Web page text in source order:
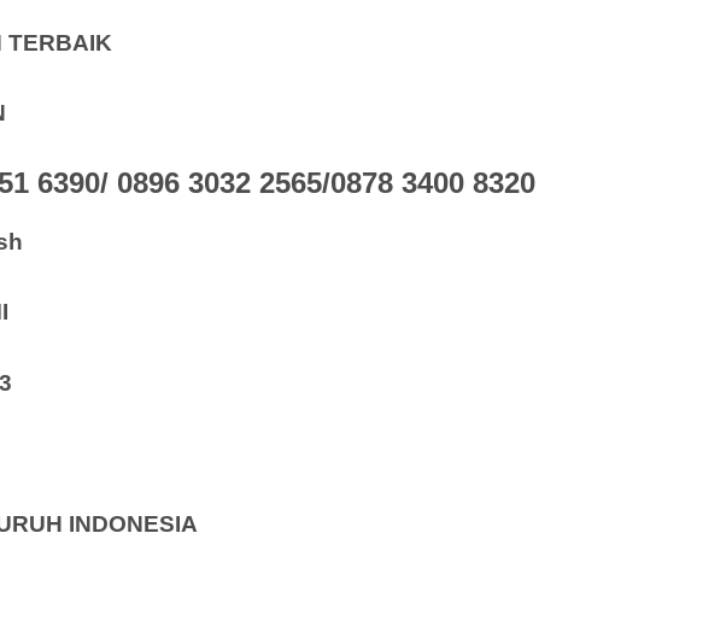
TERBAIK
6390/ 0896 3032 2565/0878 3400 8320
INDONESIA